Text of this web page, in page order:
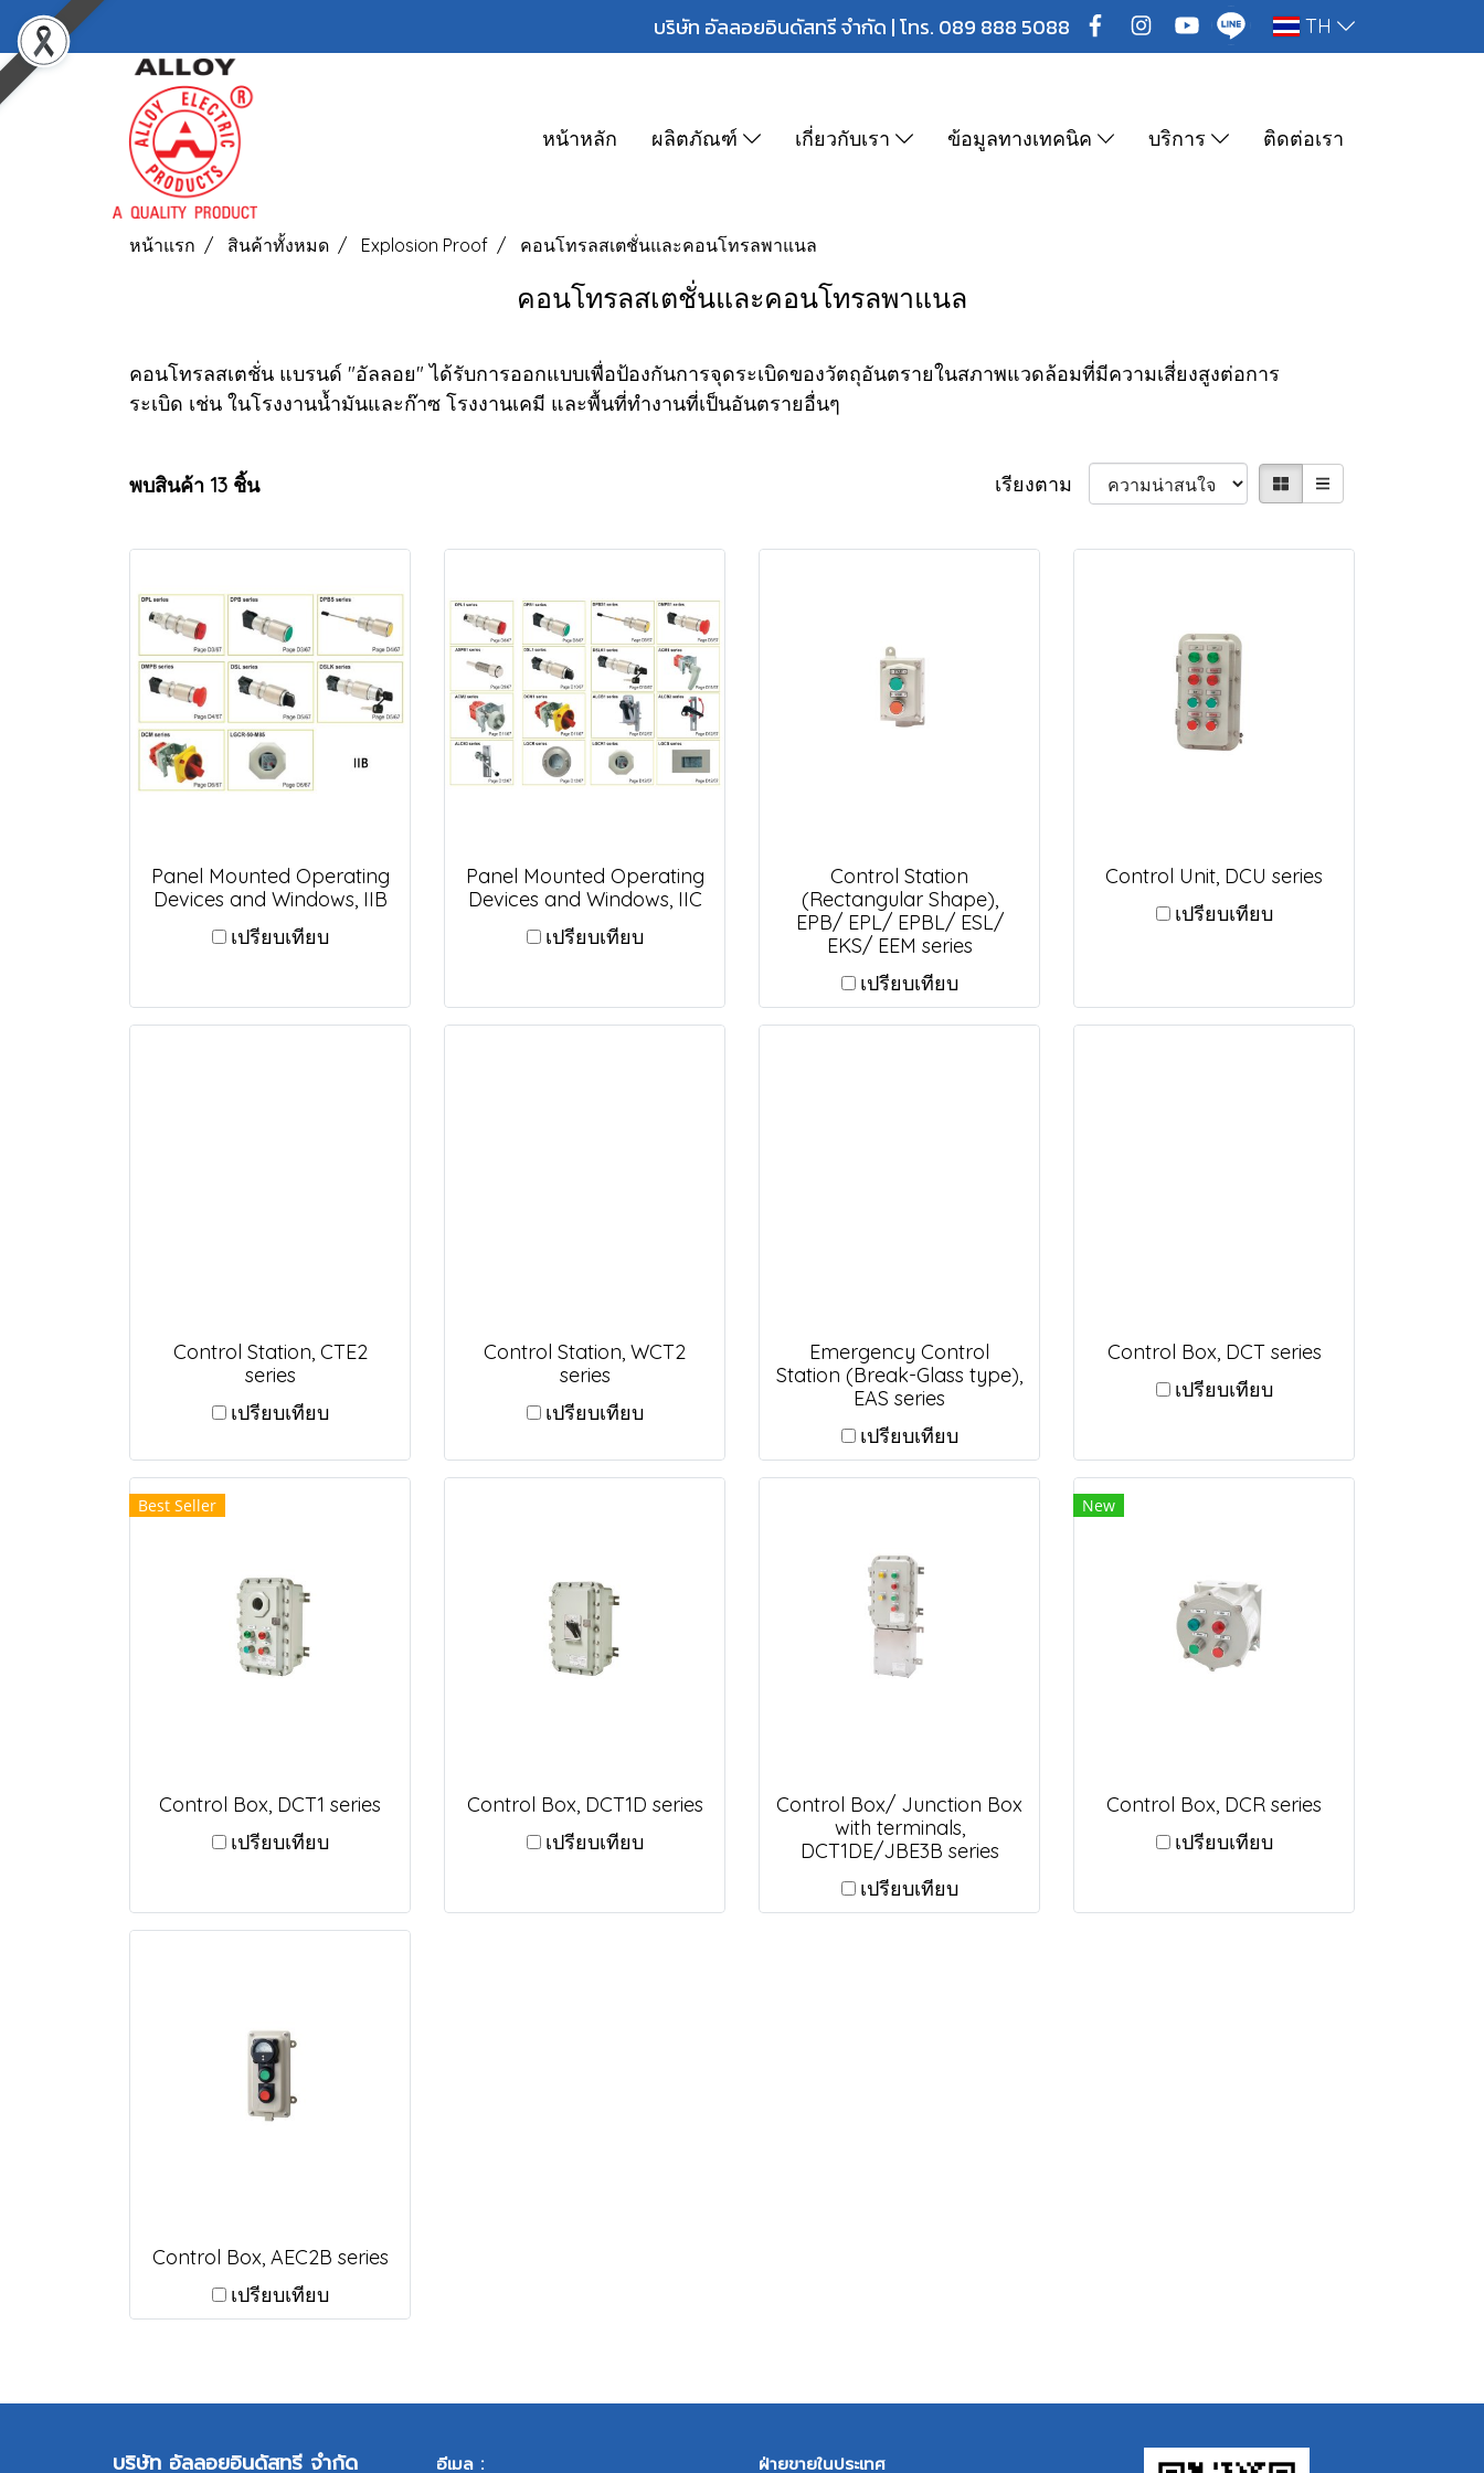
บริษัท อัลลอยอินดัสทรี จำกัด | โทร. 089 888 5088 TH
หน้าหลัก ผลิตภัณฑ์ เกี่ยวกับเรา ข้อมูลทางเทคนิค บริการ ติดต่อเรา
หน้าแรก สินค้าทั้งหมด Explosion Proof คอนโทรลสเตชั่นและคอนโทรลพาแนล
คอนโทรลสเตชั่นและคอนโทรลพาแนล
คอนโทรลสเตชั่น แบรนด์ "อัลลอย" ได้รับการออกแบบเพื่อป้องกันการจุดระเบิดของวัตถุอันตรายในสภาพแวดล้อมที่มีความเสี่ยงสูงต่อการ
ระเบิด เช่น ในโรงงานน้ำมันและก๊าซ โรงงานเคมี และพื้นที่ทำงานที่เป็นอันตรายอื่นๆ
พบสินค้า 13 ชิ้น เรียงตาม
Panel Mounted Operating
Devices and Windows, IIB
เปรียบเทียบ
Panel Mounted Operating
Devices and Windows, IIC
เปรียบเทียบ
Control Station
(Rectangular Shape),
EPB/ EPL/ EPBL/ ESL/
EKS/ EEM series
เปรียบเทียบ
Control Unit, DCU series
เปรียบเทียบ
Control Station, CTE2
series
เปรียบเทียบ
Control Station, WCT2
series
เปรียบเทียบ
Emergency Control
Station (Break-Glass type),
EAS series
เปรียบเทียบ
Control Box, DCT series
เปรียบเทียบ
Best Seller
Control Box, DCT1 series
เปรียบเทียบ
Control Box, DCT1D series
เปรียบเทียบ
Control Box/ Junction Box
with terminals,
DCT1DE/JBE3B series
เปรียบเทียบ
New
Control Box, DCR series
เปรียบเทียบ
Control Box, AEC2B series
เปรียบเทียบ
บริษัท อัลลอยอินดัสทรี จำกัด อีเมล : ฝ่ายขายในประเทศ